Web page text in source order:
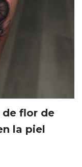
flor de
la piel